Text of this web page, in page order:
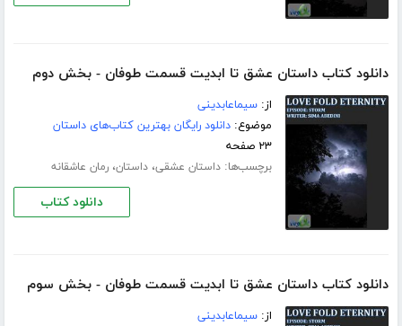
دانلود کتاب داستان عشق تا ابدیت قسمت طوفان - بخش دوم
از:سیماعابدینی
موضوع:دانلود رایگان بهترین کتاب‌های داستان
۲۳ صفحه
برچسب‌ها:داستان عشقی،داستان،رمان عاشقانه
دانلود کتاب
دانلود کتاب داستان عشق تا ابدیت قسمت طوفان - بخش سوم
از:سیماعابدینی